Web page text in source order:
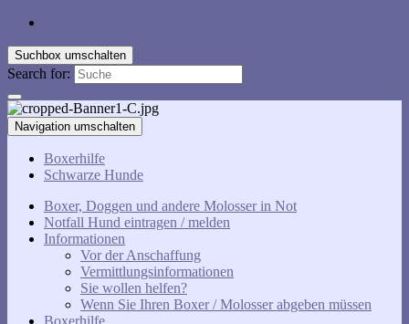
Suchbox umschalten
Search for:
Navigation umschalten
Boxerhilfe
Schwarze Hunde
Boxer, Doggen und andere Molosser in Not
Notfall Hund eintragen / melden
Informationen
Vor der Anschaffung
Vermittlungsinformationen
Sie wollen helfen?
Wenn Sie Ihren Boxer / Molosser abgeben müssen
Boxerhilfe